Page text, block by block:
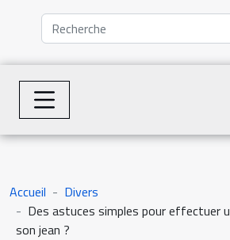
Accueil
Divers
Des astuces simples pour effectuer
son jean ?